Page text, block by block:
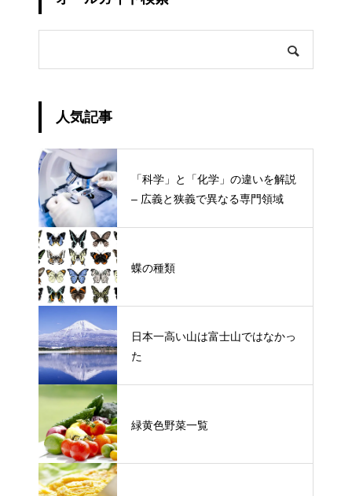
人気記事
「科学」と「化学」の違いを解説
– 広義と狭義で異なる専門領域
蝶の種類
日本一高い山は富士山ではなかっ
た
緑黄色野菜一覧